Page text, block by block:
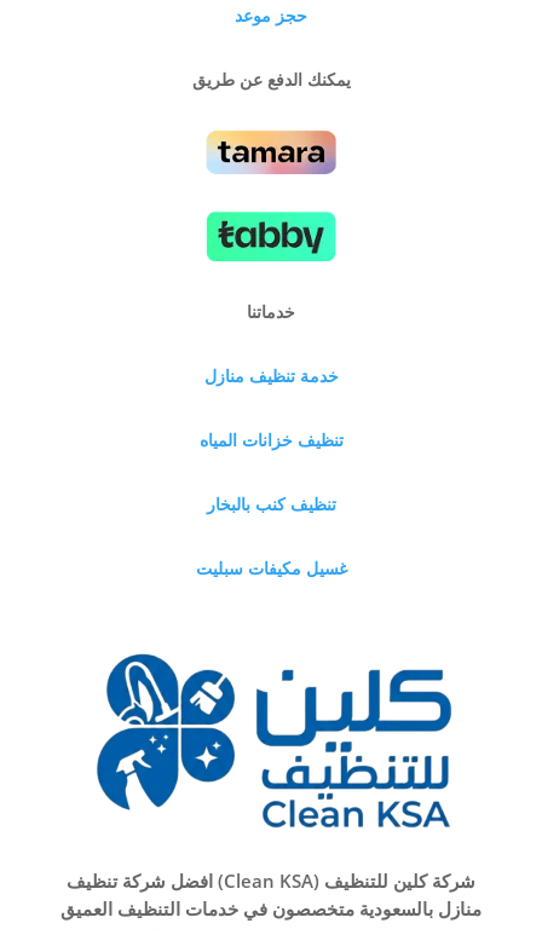
حجز موعد
يمكنك الدفع عن طريق
خدماتنا
خدمة تنظيف منازل
تنظيف خزانات المياه
تنظيف كنب بالبخار
غسيل مكيفات سبليت
شركة كلين للتنظيف (Clean KSA) افضل شركة تنظيف
منازل بالسعودية متخصصون في خدمات التنظيف العميق